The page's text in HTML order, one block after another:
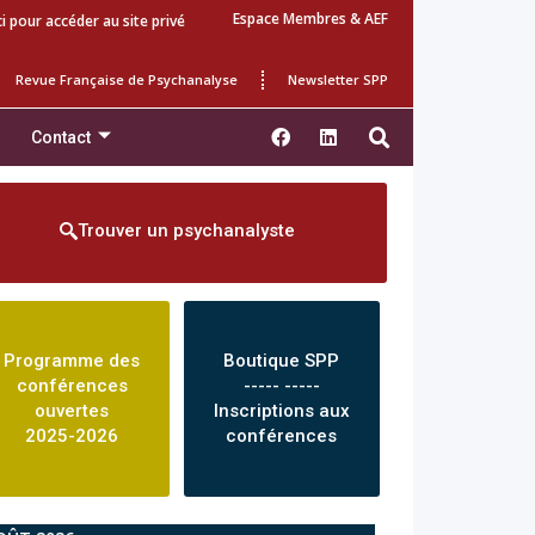
pour accéder au site privé Espace Membres & AEF
Revue Française de Psychanalyse Newsletter SPP
Contact
Trouver un psychanalyste
Programme des
conférences
ouvertes
2025-2026
Boutique SPP
----- -----
Inscriptions aux
conférences